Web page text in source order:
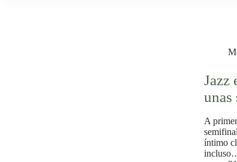
Jazz
unas
A
íntimo